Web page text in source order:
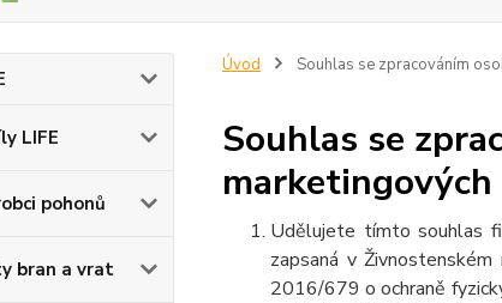
LIFE
pohonů
bran a vrat
Úvod Souhlas se zpracováním
Souhlas se
Udělujete tímto souhlas
zapsaná v Živnostenském
2016/679 o ochraně